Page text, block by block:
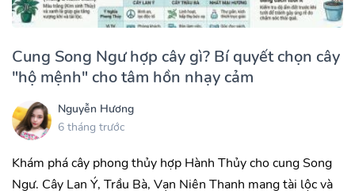
Cung Song Ngư hợp cây gì? Bí quyết chọn cây
"hộ mệnh" cho tâm hồn nhạy cảm
Nguyễn Hương
6 tháng trước
Khám phá cây phong thủy hợp Hành Thủy cho cung Song
Ngư. Cây Lan Ý, Trầu Bà, Vạn Niên Thanh mang tài lộc và